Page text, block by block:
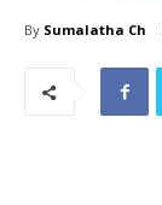
By Sumalatha Ch